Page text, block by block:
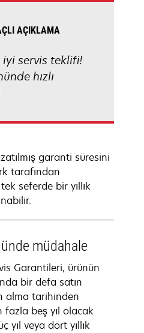
AÇIKLAMA
iyi servis teklifi!
hızlı
garanti süresini
tarafından
seferde bir yıllık
müdahale
Garantileri, ürünün
bir defa satın
alma tarihinden
beş yıl olacak
yıl veya dört yıllık